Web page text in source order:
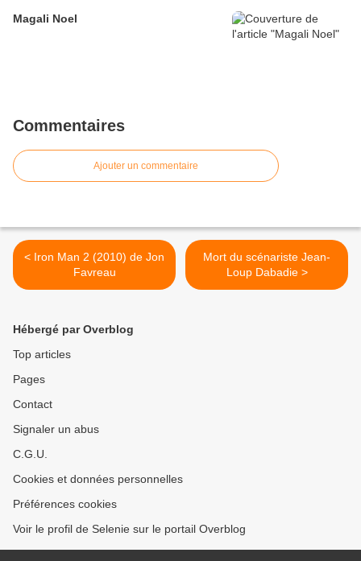
Magali Noel
Commentaires
Ajouter un commentaire
< Iron Man 2 (2010) de Jon
Favreau
Mort du scénariste Jean-
Loup Dabadie >
Hébergé par Overblog
Top articles
Pages
Contact
Signaler un abus
C.G.U.
Cookies et données personnelles
Préférences cookies
Voir le profil de Selenie sur le portail Overblog